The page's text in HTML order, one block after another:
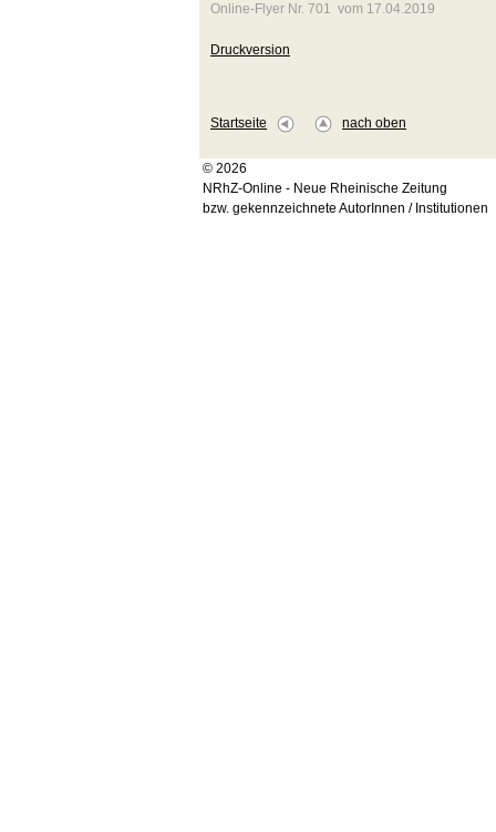
Online-Flyer Nr. 701 vom 17.04.2019
Druckversion
Startseite nach oben
© 2026
NRhZ-Online - Neue Rheinische Zeitung
bzw. gekennzeichnete AutorInnen / Institutionen